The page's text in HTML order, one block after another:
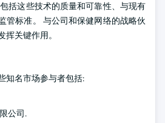
括这些技术的质量和可靠性、与现有
管标准。 与公司和保健网络的战略伙
关键作用。
知名市场参与者包括:
公司.